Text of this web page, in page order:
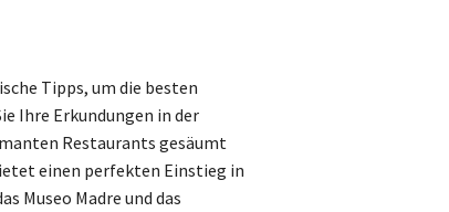
Tipps, um die besten
Ihre Erkundungen in der
Restaurants gesäumt
einen perfekten Einstieg in
Museo Madre und das